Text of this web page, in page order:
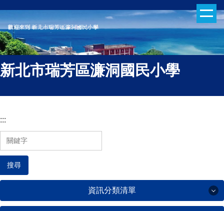
到
主
要
內
容
區
新北市瑞芳區濂洞國民小學
:::
搜尋
資訊分類清單